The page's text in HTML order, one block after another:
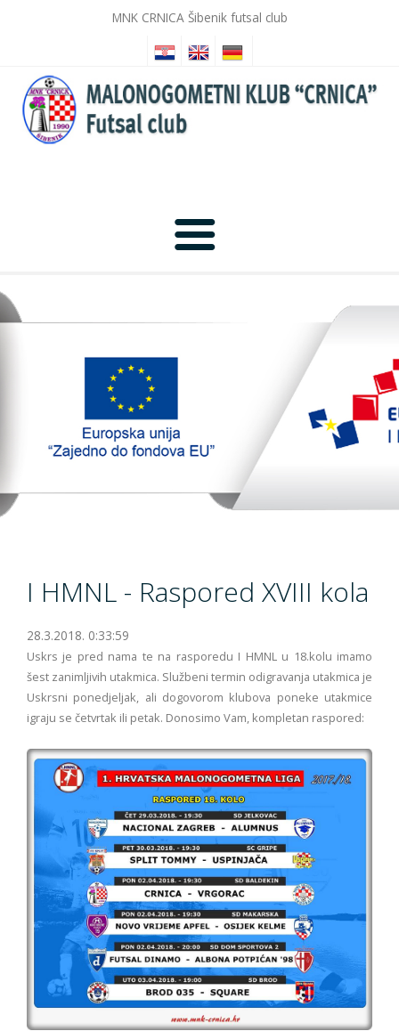
MNK CRNICA Šibenik futsal club
TopTim liga 29-10-2023
I HMNL - Raspored XVIII kola
28.3.2018. 0:33:59
Uskrs je pred nama te na rasporedu I HMNL u 18.kolu imamo
šest zanimljivih utakmica. Službeni termin odigravanja utakmica je
Uskrsni ponedjeljak, ali dogovorom klubova poneke utakmice
igraju se četvrtak ili petak. Donosimo Vam, kompletan raspored: